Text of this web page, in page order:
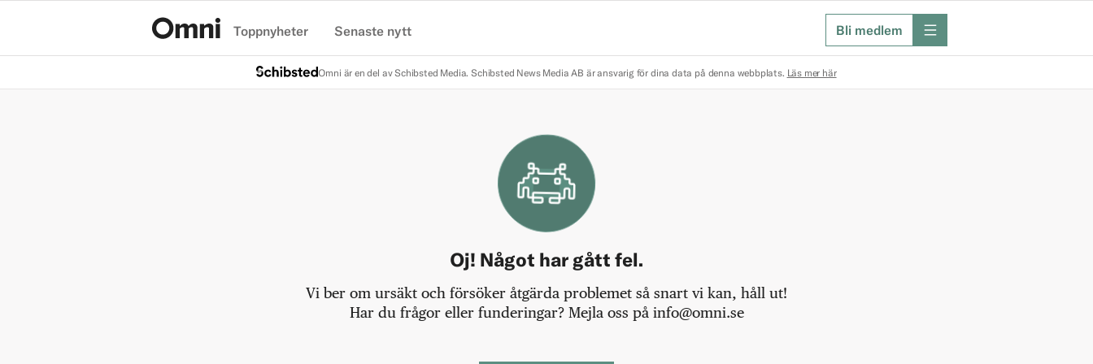
Toppnyheter Senaste nytt Bli medlem meny
Omni är en del av Schibsted Media. Schibsted News Media AB är ansvarig för dina data på denna webbplats. Läs mer här
Oj! Något har gått fel.
Vi ber om ursäkt och försöker åtgärda problemet så snart vi kan, håll ut!
Har du frågor eller funderingar? Mejla oss på info@omni.se